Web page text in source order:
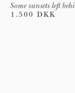
Some sunsets left
1.500 DKK